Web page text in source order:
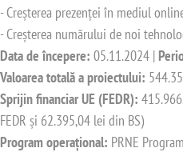
- Creșterea prezenței în mediul
- Creșterea numărului de noi
Data de începere: 05.11.2024 |
Valoarea totală a proiectului:
Sprijin financiar UE (FEDR):
FEDR și 62.395,04 lei din BS)
Program operațional: PRNE